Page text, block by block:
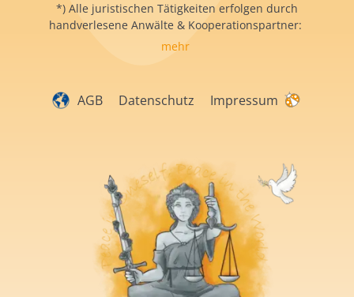
*) Alle juristischen Tätigkeiten erfolgen durch
handverlesene Anwälte & Kooperationspartner:
mehr
AGB Datenschutz Impressum